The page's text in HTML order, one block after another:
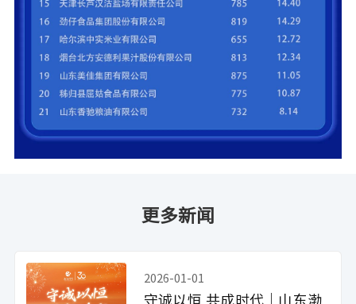
更多新闻
2026-01-01
守诚以恒 共成时代｜山东渤